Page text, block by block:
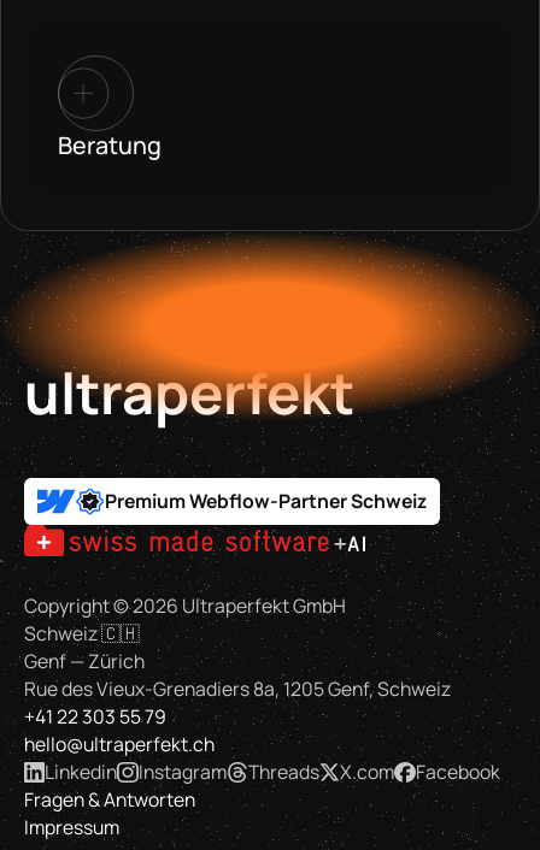
Beratung
ultraperfekt
Premium Webflow-Partner Schweiz
Copyright ©2026 Ultraperfekt GmbH
Schweiz 🇨🇭
Genf — Zürich
Rue des Vieux-Grenadiers 8a, 1205 Genf, Schweiz
+41 22 303 55 79
hello@ultraperfekt.ch
Linkedin
Instagram Threads X.com
Facebook
Fragen & Antworten
Impressum